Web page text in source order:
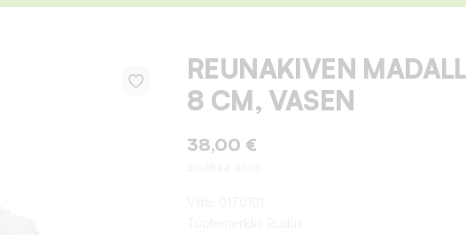
REUNAKIVEN
8 CM, VASEN
38,00 €